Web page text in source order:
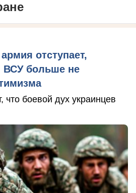
отступает,
ВСУ больше не
что боевой дух украинцев